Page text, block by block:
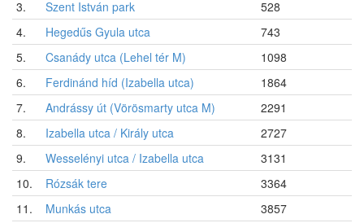
3.
Szent István park
528
4.
Hegedűs Gyula utca
743
5.
Csanády utca (Lehel tér M)
1098
6.
Ferdinánd híd (Izabella utca)
1864
7.
Andrássy út (Vörösmarty utca M)
2291
8.
Izabella utca / Király utca
2727
9.
Wesselényi utca / Izabella utca
3131
10.
Rózsák tere
3364
11.
Munkás utca
3857